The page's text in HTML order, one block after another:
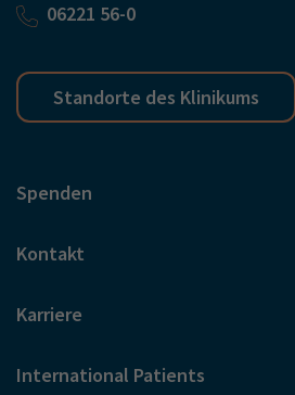
06221 56-0
Standorte des Klinikums
Spenden
Kontakt
Karriere
International Patients